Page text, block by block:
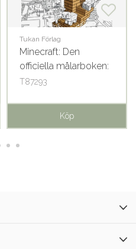
Tukan Förlag
Minecraft: Den
officiella målarboken:
skapa, utforska och
T87293
Köp